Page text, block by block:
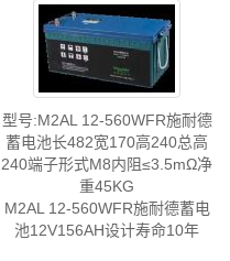
型号:M2AL 12-560WFR施耐德
蓄电池长482宽170高240总高
240端子形式M8内阻≤3.5mΩ净
重45KG
M2AL 12-560WFR施耐德蓄电
池12V156AH设计寿命10年